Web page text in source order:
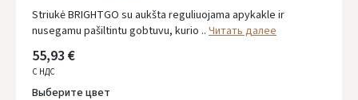
Striukė BRIGHTGO su aukšta reguliuojama apykakle ir
nusegamu pašiltintu gobtuvu, kurio .. Читать далее
55,93 €
С НДС
Выберите цвет